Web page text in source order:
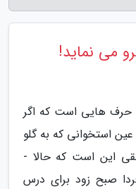
می نماید!
حرف هایی است که اگر
استخوانی که به گلو
این است که حالا -
فردا صبح زود برای درس